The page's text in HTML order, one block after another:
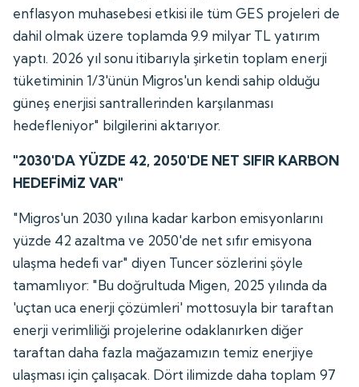
enflasyon muhasebesi etkisi ile tüm GES projeleri de
dahil olmak üzere toplamda 9.9 milyar TL yatırım
yaptı. 2026 yıl sonu itibarıyla şirketin toplam enerji
tüketiminin 1/3'ünün Migros'un kendi sahip olduğu
güneş enerjisi santrallerinden karşılanması
hedefleniyor" bilgilerini aktarıyor.
"2030'DA YÜZDE 42, 2050'DE NET SIFIR KARBON
HEDEFİMİZ VAR"
"Migros'un 2030 yılına kadar karbon emisyonlarını
yüzde 42 azaltma ve 2050'de net sıfır emisyona
ulaşma hedefi var" diyen Tuncer sözlerini şöyle
tamamlıyor: "Bu doğrultuda Migen, 2025 yılında da
'uçtan uca enerji çözümleri' mottosuyla bir taraftan
enerji verimliliği projelerine odaklanırken diğer
taraftan daha fazla mağazamızın temiz enerjiye
ulaşması için çalışacak. Dört ilimizde daha toplam 97